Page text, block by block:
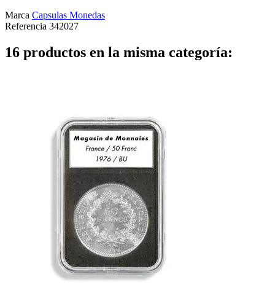
Marca Capsulas Monedas
Referencia 342027
16 productos en la misma categoría: